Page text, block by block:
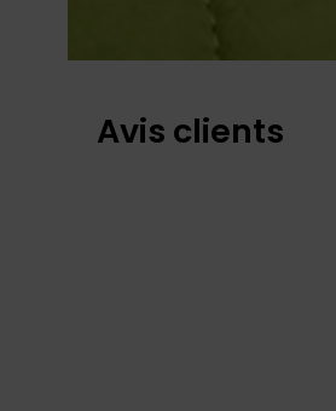
Avis clients